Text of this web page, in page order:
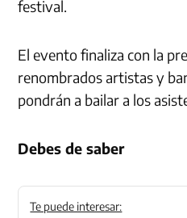
festival.
El evento finaliza con la
renombrados artistas y
pondrán a bailar a los
Debes de saber
Te puede interesar: